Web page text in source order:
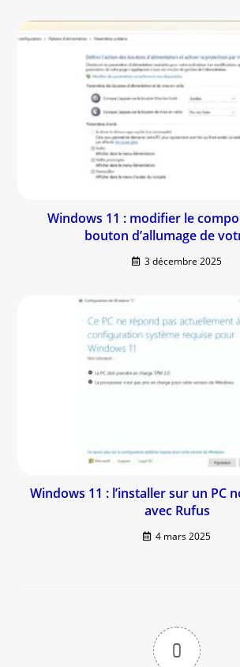
Windows 11 : modifier le
bouton d’allumage de
3 décembre 2025
Windows 11 : l’installer sur un PC
avec Rufus
4 mars 2025
0